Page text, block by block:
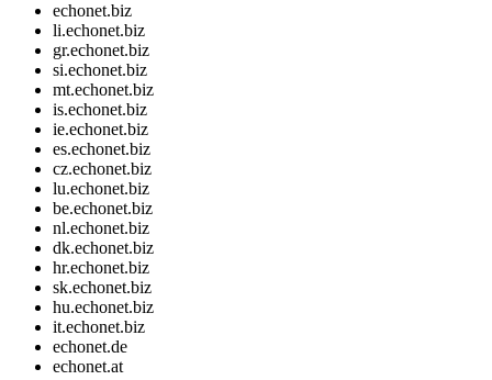
echonet.biz
li.echonet.biz
gr.echonet.biz
si.echonet.biz
mt.echonet.biz
is.echonet.biz
ie.echonet.biz
es.echonet.biz
cz.echonet.biz
lu.echonet.biz
be.echonet.biz
nl.echonet.biz
dk.echonet.biz
hr.echonet.biz
sk.echonet.biz
hu.echonet.biz
it.echonet.biz
echonet.de
echonet.at